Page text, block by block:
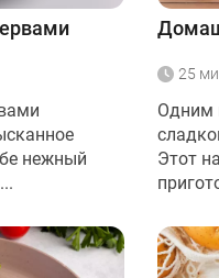
нежный
25
Одним
Этот